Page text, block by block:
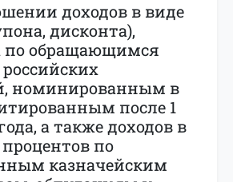
доходов в виде
дисконта),
по обращающимся
номинированным в
после 1
а также доходов в
по
казначейским